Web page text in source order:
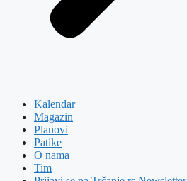
Kalendar
Magazin
Planovi
Patike
O nama
Tim